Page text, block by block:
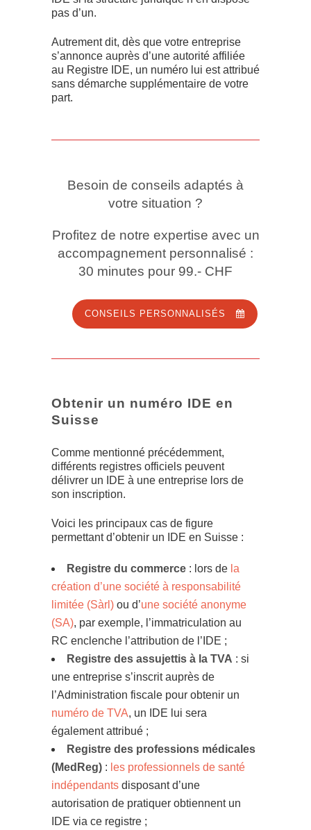
pas d’un.
Autrement dit, dès que votre entreprise
s’annonce auprès d’une autorité affiliée
au Registre IDE, un numéro lui est attribué
sans démarche supplémentaire de votre
part.
Besoin de conseils adaptés à
votre situation ?
Profitez de notre expertise avec un
accompagnement personnalisé :
30 minutes pour 99.- CHF
CONSEILS PERSONNALISÉS
Obtenir un numéro IDE en
Suisse
Comme mentionné précédemment,
différents registres officiels peuvent
délivrer un IDE à une entreprise lors de
son inscription.
Voici les principaux cas de figure
permettant d’obtenir un IDE en Suisse :
Registre du commerce : lors de la
création d’une société à responsabilité
limitée (Sàrl) ou d’une société anonyme
(SA), par exemple, l’immatriculation au
RC enclenche l’attribution de l’IDE ;
Registre des assujettis à la TVA : si
une entreprise s’inscrit auprès de
l’Administration fiscale pour obtenir un
numéro de TVA, un IDE lui sera
également attribué ;
Registre des professions médicales
(MedReg) : les professionnels de santé
indépendants disposant d’une
autorisation de pratiquer obtiennent un
IDE via ce registre ;